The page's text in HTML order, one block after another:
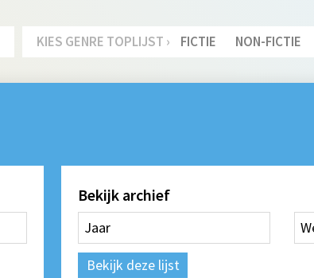
KIES GENRE TOPLIJST › FICTIE NON-FICTIE
Bekijk archief
Bekijk deze lijst